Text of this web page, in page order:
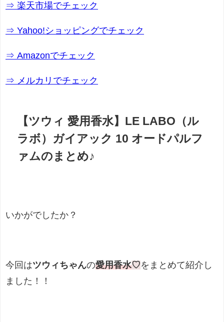
⇒ 楽天市場でチェック
⇒ Yahoo!ショッピングでチェック
⇒ Amazonでチェック
⇒ メルカリでチェック
【ツウィ 愛用香水】LE LABO（ル
ラボ）ガイアック 10 オードパルフ
ァムのまとめ♪
いかがでしたか？
今回はツウィちゃんの愛用香水♡をまとめて紹介し
ました！！